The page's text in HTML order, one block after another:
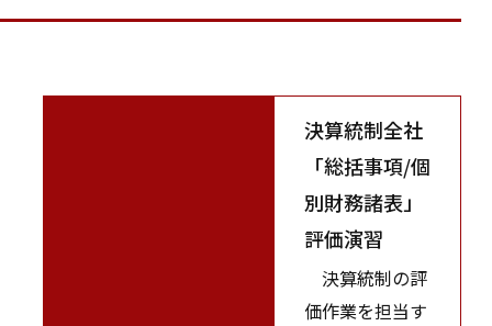
決算統制全社
「総括事項/個
別財務諸表」
評価演習
決算統制の評
価作業を担当す